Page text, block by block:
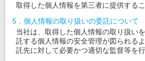
取得した個人情報を第三者に提供する
5．個人情報の取り扱いの委託について
当社は、取得した個人情報の取り扱い
託する個人情報の安全管理が図られる
託先に対して必要かつ適切な監督等を行